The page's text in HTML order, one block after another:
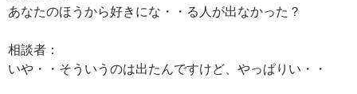
あなたのほうから好きにな・・る人が出なかった？
相談者：
いや・・そういうのは出たんですけど、やっぱりい・・